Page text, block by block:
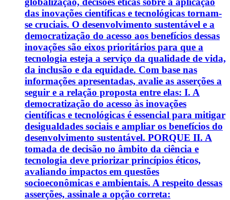
das inovações científicas e tecnológicas tornam-
se cruciais. O desenvolvimento sustentável e a
democratização do acesso aos benefícios dessas
inovações são eixos prioritários para que a
tecnologia esteja a serviço da qualidade de vida,
da inclusão e da equidade. Com base nas
informações apresentadas, avalie as asserções a
seguir e a relação proposta entre elas: I. A
democratização do acesso às inovações
científicas e tecnológicas é essencial para mitigar
desigualdades sociais e ampliar os benefícios do
desenvolvimento sustentável. PORQUE II. A
tomada de decisão no âmbito da ciência e
tecnologia deve priorizar princípios éticos,
avaliando impactos em questões
socioeconômicas e ambientais. A respeito dessas
asserções, assinale a opção correta: